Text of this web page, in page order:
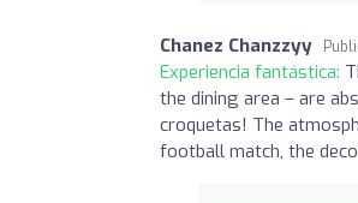
Chanez Chanzzyy
Experiencia fantástica:
the dining area – are
croquetas! The
football match, the